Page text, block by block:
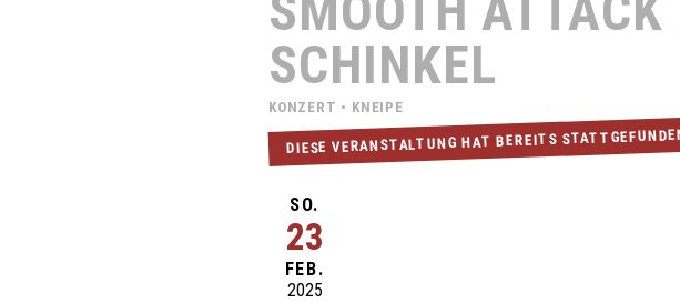
SCHINKEL
KONZERT • KNEIPE
DIESE VERANSTALTUNG HAT BEREITS
SO.
23
FEB.
2025